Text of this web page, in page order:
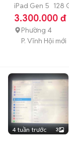
Fi 9.7 inch 97-
iPad Gen 5 128
tháng
3.300.000 đ
Phường 4
P. Vĩnh Hội mới
4 tuần trước 3